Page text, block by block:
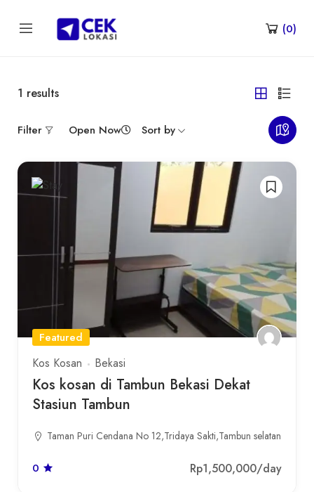
(0)
1 results
Filter Open Now Sort by
Featured
Kos Kosan Bekasi
Kos kosan di Tambun Bekasi Dekat
Stasiun Tambun
Taman Puri Cendana No 12,Tridaya Sakti,Tambun selatan
0 Rp1,500,000/day